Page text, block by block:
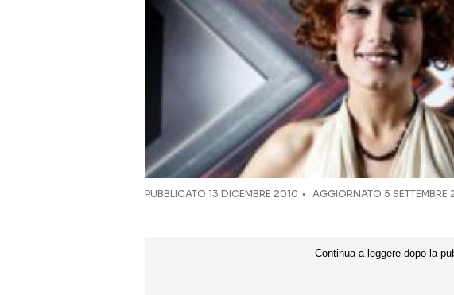
PUBBLICATO 13 DICEMBRE 2010 AGGIORNATO 5 SETTEMBRE